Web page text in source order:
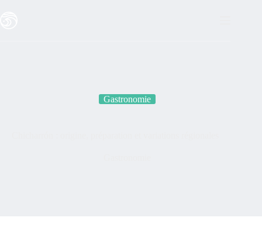
Gastronomie